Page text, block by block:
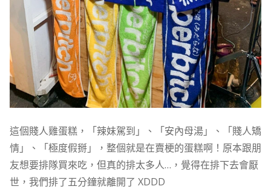
這個賤人雞蛋糕，「辣妹駕到」、「安內母湯」、「賤人矯
情」、「極度假掰」，整個就是在賣梗的蛋糕啊！原本跟朋
友想要排隊買來吃，但真的排太多人…，覺得在排下去會厭
世，我們排了五分鐘就離開了 XDDD